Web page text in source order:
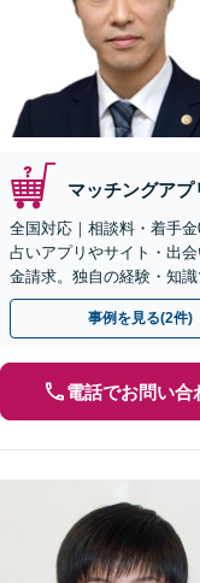
マッチングアプ
全国対応｜相談料・着手
占いアプリやサイト・出
金請求。独自の経験・知
決に導いた実績あり。ま
事例を見る(2件)
電話でお問い合